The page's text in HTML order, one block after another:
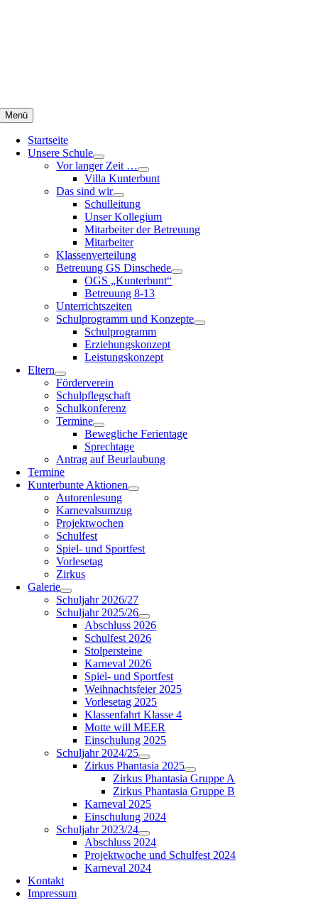
Menü
Startseite
Unsere Schule
Vor langer Zeit …
Villa Kunterbunt
Das sind wir
Schulleitung
Unser Kollegium
Mitarbeiter der Betreuung
Mitarbeiter
Klassenverteilung
Betreuung GS Dinschede
OGS „Kunterbunt“
Betreuung 8-13
Unterrichtszeiten
Schulprogramm und Konzepte
Schulprogramm
Erziehungskonzept
Leistungskonzept
Eltern
Förderverein
Schulpflegschaft
Schulkonferenz
Termine
Bewegliche Ferientage
Sprechtage
Antrag auf Beurlaubung
Termine
Kunterbunte Aktionen
Autorenlesung
Karnevalsumzug
Projektwochen
Schulfest
Spiel- und Sportfest
Vorlesetag
Zirkus
Galerie
Schuljahr 2026/27
Schuljahr 2025/26
Abschluss 2026
Schulfest 2026
Stolpersteine
Karneval 2026
Spiel- und Sportfest
Weihnachtsfeier 2025
Vorlesetag 2025
Klassenfahrt Klasse 4
Motte will MEER
Einschulung 2025
Schuljahr 2024/25
Zirkus Phantasia 2025
Zirkus Phantasia Gruppe A
Zirkus Phantasia Gruppe B
Karneval 2025
Einschulung 2024
Schuljahr 2023/24
Abschluss 2024
Projektwoche und Schulfest 2024
Karneval 2024
Kontakt
Impressum